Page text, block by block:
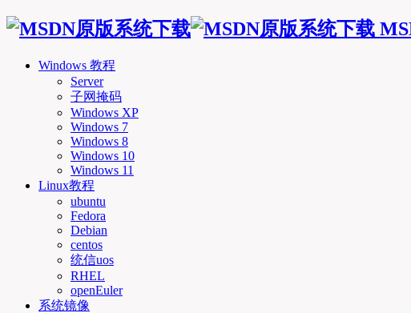
Windows 教程
Server
子网掩码
Windows XP
Windows 7
Windows 8
Windows 10
Windows 11
Linux教程
ubuntu
Fedora
Debian
centos
统信uos
RHEL
openEuler
系统镜像